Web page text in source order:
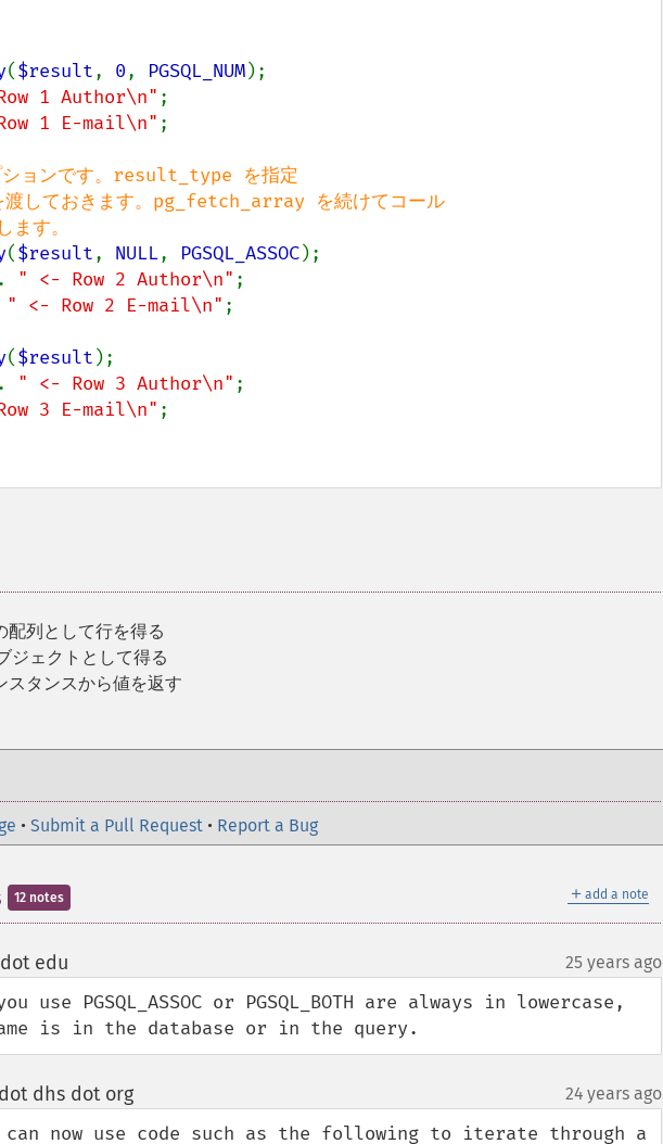
($result, 0, PGSQL_NUM);
1 Author\n" ;
1 E-mail\n" ;
ョンです。result_type を指定
しておきます。pg_fetch_array を続けてコール
($result, NULL, PGSQL_ASSOC);
" <- Row 2 Author\n" ;
" <- Row 2 E-mail\n" ;
($result );
" <- Row 3 Author\n" ;
3 E-mail\n" ;
配列として行を得る
ジェクトとして得る
スタンスから値を返す
• Submit a Pull Request • Report a Bug
＋ add a note
12 notes
edu 25 years ago
use PGSQL_ASSOC or PGSQL_BOTH are always in lowercase,
is in the database or in the query.
dhs dot org¶ 24 years ago
can now use code such as the following to iterate through a